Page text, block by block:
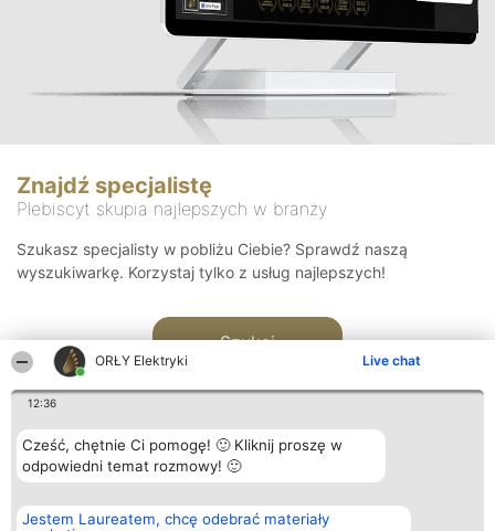
ORŁY Elektryki Live chat
12:36
Cześć, chętnie Ci pomogę! 🙂 Kliknij proszę w
odpowiedni temat rozmowy! 🙂
Jestem Laureatem, chcę odebrać materiały
Znajdź specjalistę
Plebiscyt skupia najlepszych w branży
Szukasz specjalisty w pobliżu Ciebie? Sprawdź naszą
wyszukiwarkę. Korzystaj tylko z usług najlepszych!
Szukaj
Organizator plebiscytu
Bright Side Solutions sp. z o.
Plebiscyt
Laureaci
Kontakt
Kontakt